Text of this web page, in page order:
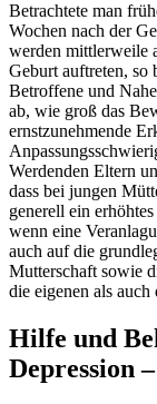
Betrachtete man
Wochen nach der
werden mittlerweile
Geburt auftreten, so
Betroffene und
ab, wie groß das
ernstzunehmende
Werdenden Eltern
dass bei jungen
generell ein
wenn eine
auch auf die
Mutterschaft sowie
die eigenen als auch
Hilfe und
Depression